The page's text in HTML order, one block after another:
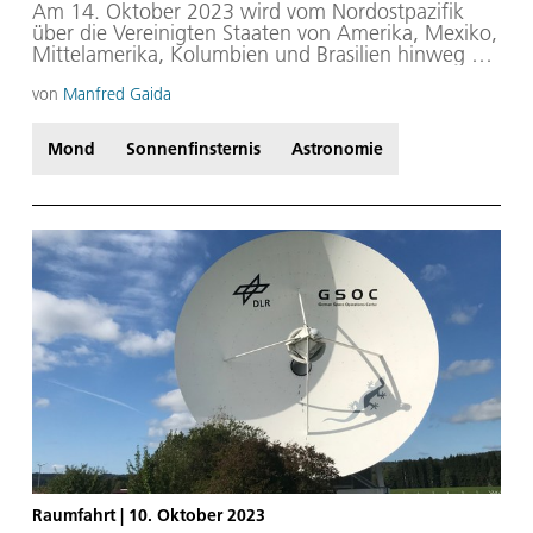
Am 14. Oktober 2023 wird vom Nordostpazifik
über die Vereinigten Staaten von Amerika, Mexiko,
Mittelamerika, Kolumbien und Brasilien hinweg bis
eine ringförmige Sonnenfinsternis zu sehen sein.
seiner Bahn und kann die Sonnenscheibe, die
alljährlich ihren maximalen scheinbaren
vollständig bedecken.
von Manfred Gaida
Mond Sonnenfinsternis Astronomie
Raumfahrt| 10. Oktober 2023